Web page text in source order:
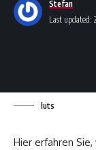
Last updated:
Stefan
luts
Hier erfahren